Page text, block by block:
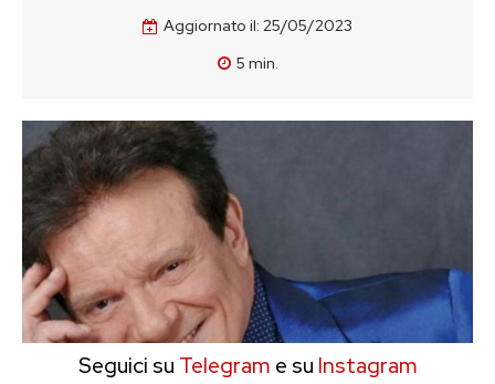
Aggiornato il: 25/05/2023
5 min.
Seguici su Telegram e su Instagram